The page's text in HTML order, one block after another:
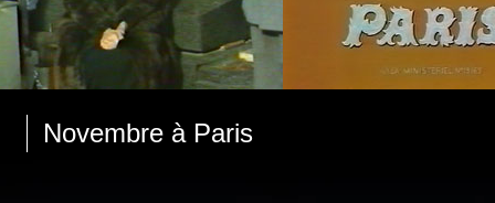
Novembre à Paris